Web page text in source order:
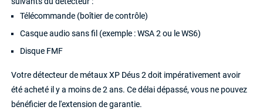
Télécommande (boîtier de contrôle)
Casque audio sans fil (exemple : WSA 2 ou le WS6)
Disque FMF
Votre détecteur de métaux XP Déus 2 doit impérativement avoir
été acheté il y a moins de 2 ans. Ce délai dépassé, vous ne pouvez
bénéficier de l'extension de garantie.